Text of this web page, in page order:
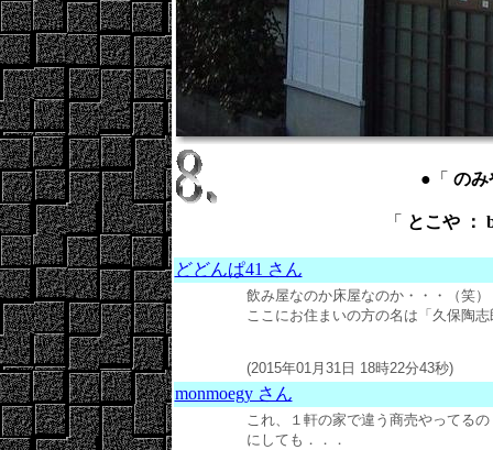
●「 のみ
「 とこや ：
どどんぱ41 さん
飲み屋なのか床屋なのか・・・（笑）
ここにお住まいの方の名は「久保陶
(2015年01月31日 18時22分43秒)
monmoegy さん
これ、１軒の家で違う商売やってるの
にしても．．．